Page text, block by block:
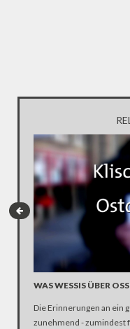
WAS WESSIS ÜBER
Die Erinnerungen an ein
zunehmend - zumindest